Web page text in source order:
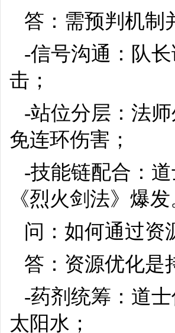
答：需预判机制
-信号沟通：队
击；
-站位分层：法
免连环伤害；
-技能链配合：
《烈火剑法》爆发
问：如何通过资
答：资源优化是
-药剂统筹：道
太阳水；